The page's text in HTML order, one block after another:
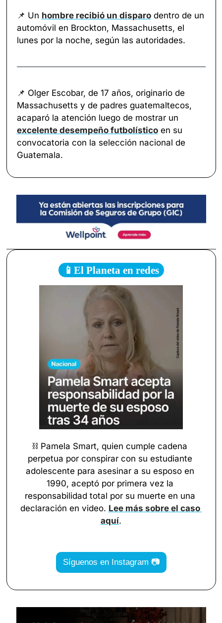
📌 Un hombre recibió un disparo dentro de un
automóvil en Brockton, Massachusetts, el
lunes por la noche, según las autoridades.
📌 Olger Escobar, de 17 años, originario de
Massachusetts y de padres guatemaltecos,
excelente desempeño futbolístico en su
convocatoria con la selección nacional de
Guatemala.
📱El Planeta en redes
⛓️ Pamela Smart, quien cumple cadena
perpetua por conspirar con su estudiante
adolescente para asesinar a su esposo en
1990, aceptó por primera vez la
responsabilidad total por su muerte en una
declaración en video. Lee más sobre el caso
aquí.
Síguenos en Instagram 📷